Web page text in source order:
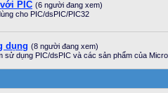
PIC (6 người đang xem)
cho PIC/dsPIC/PIC32
dụng (8 người đang xem)
sử dụng PIC/dsPIC và các sản phẩm của